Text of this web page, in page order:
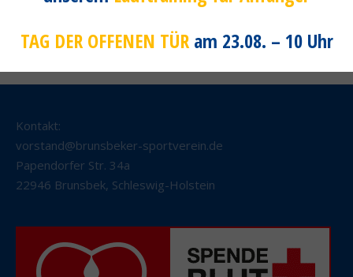
Unsere BSV Ultras
Kontakt:
vorstand@brunsbeker-sportverein.de
Papendorfer Str. 34a
22946 Brunsbek, Schleswig-Holstein
TAG DER OFFENEN TÜRam 23.08. – 10 Uhr